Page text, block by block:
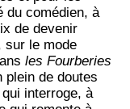
du comédien, à
de devenir
sur le mode
les Fourberies
plein de doutes
interroge, à